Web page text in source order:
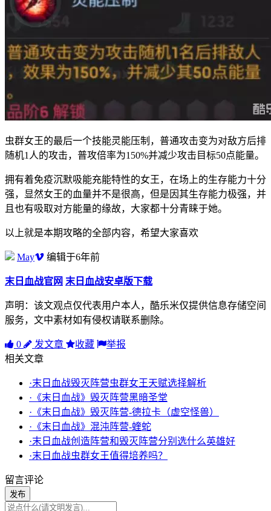
虫群女王的最后一个技能灵能压制，普通攻击变为对敌方后排
随机1人的攻击，普攻倍率为150%并减少攻击目标50点能量。
拥有着免疫沉默吸能充能特性的女王，在场上的生存能力十分
强，显然女王的血量并不是很高，但是因其生存能力极强，并
且也有吸取对方能量的缘故，大家都十分青睐于她。
以上就是本期攻略的全部内容，希望大家喜欢
May 编辑于6年前
末日血战官网 末日血战安卓版下载
声明：该文观点仅代表用户本人，酷乐米仅提供信息存储空间
服务，文中素材如有侵权请联系删除。
0 发文章 收藏
举报
相关文章
·末日血战毁灭阵营虫群女王天赋选择解析
·《末日血战》毁灭阵营黑暗圣堂
·《末日血战》毁灭阵营-德拉卡（虚空怪兽）
·《末日血战》混沌阵营-蝰蛇
·末日血战创造阵营和毁灭阵营分别选什么英雄好
·末日血战虫群女王值得培养吗？
留言评论
发布